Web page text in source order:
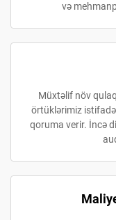
və
Müxtəlif növ
örtüklərimiz
qoruma verir. İncə